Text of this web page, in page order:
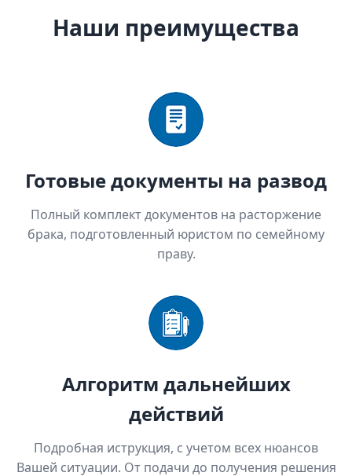
Наши преимущества
Готовые документы на развод
Полный комплект документов на расторжение
брака, подготовленный юристом по семейному
праву.
Алгоритм дальнейших
действий
Подробная иструкция, с учетом всех нюансов
Вашей ситуации. От подачи до получения решения